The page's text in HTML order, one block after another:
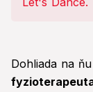
Dohliada na